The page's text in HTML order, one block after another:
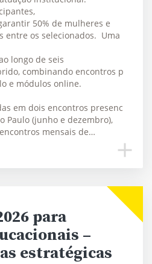
50% de mulheres e
entre os selecionados. Uma
longo de seis
combinando encontros p
e módulos online.
em dois encontros presenc
Paulo (junho e dezembro),
mensais de…
para
–
estratégicas